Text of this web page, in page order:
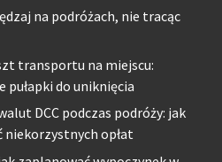
na podróżach, nie tracąc
transportu na miejscu:
pułapki do uniknięcia
DCC podczas podróży: jak
niekorzystnych opłat